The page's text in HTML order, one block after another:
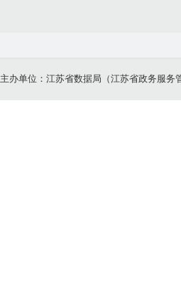
主办单位：江苏省数据局（江苏省政务服务